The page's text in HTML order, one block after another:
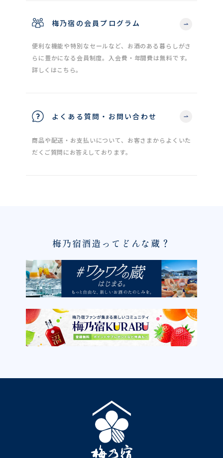
梅乃宿の会員プログラム
便利な機能や特別なセールなど、お酒のある暮らしがさ
らに豊かになる会員制度。入会費・年間費は無料です。
詳しくはこちら。
よくある質問・お問い合わせ
商品や配送・お支払いについて、お客さまからよくいた
だくご質問にお答えしております。
梅乃宿酒造ってどんな蔵？